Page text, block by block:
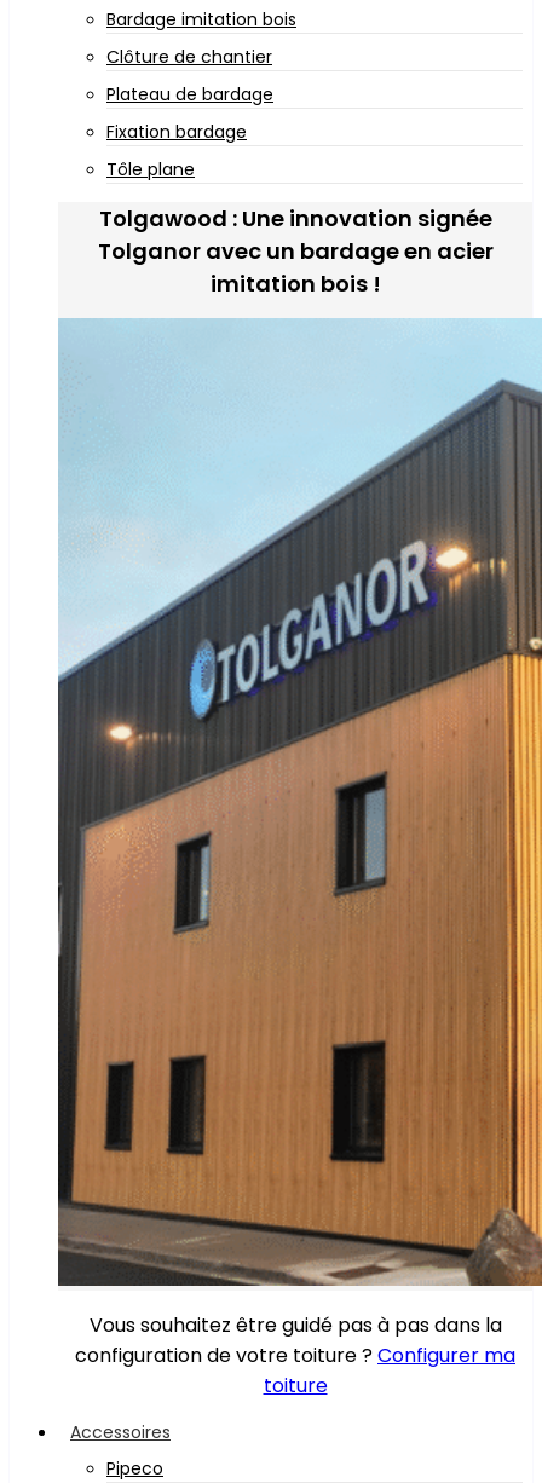
Bardage imitation bois
Clôture de chantier
Plateau de bardage
Fixation bardage
Tôle plane
Tolgawood : Une innovation signée
Tolganor avec un bardage en acier
imitation bois !
Vous souhaitez être guidé pas à pas dans la
configuration de votre toiture ?Configurer ma
toiture
Accessoires
Pipeco